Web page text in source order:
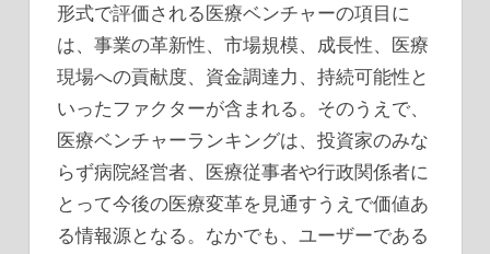
形式で評価される医療ベンチャーの項目に
は、事業の革新性、市場規模、成長性、医療
現場への貢献度、資金調達力、持続可能性と
いったファクターが含まれる。そのうえで、
医療ベンチャーランキングは、投資家のみな
らず病院経営者、医療従事者や行政関係者に
とって今後の医療変革を見通すうえで価値あ
る情報源となる。なかでも、ユーザーである